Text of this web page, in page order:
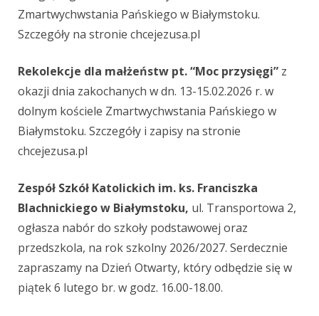
Zmartwychwstania Pańskiego w Białymstoku.
Szczegóły na stronie chcejezusa.pl
Rekolekcje dla małżeństw pt. “Moc przysięgi” z
okazji dnia zakochanych w dn. 13-15.02.2026 r. w
dolnym kościele Zmartwychwstania Pańskiego w
Białymstoku. Szczegóły i zapisy na stronie
chcejezusa.pl
Zespół Szkół Katolickich im. ks. Franciszka
Blachnickiego w Białymstoku, ul. Transportowa 2,
ogłasza nabór do szkoły podstawowej oraz
przedszkola, na rok szkolny 2026/2027. Serdecznie
zapraszamy na Dzień Otwarty, który odbędzie się w
piątek 6 lutego br. w godz. 16.00-18.00.